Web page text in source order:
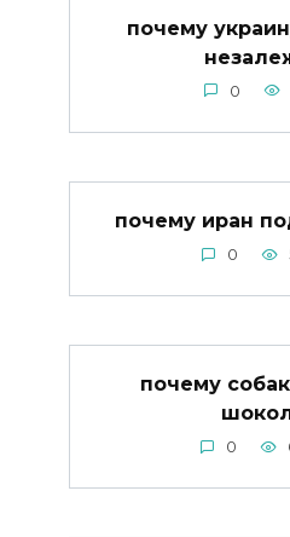
почему
0
почему иран
0
почему
0